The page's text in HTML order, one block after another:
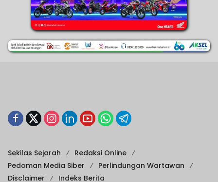
Sekilas Sejarah
Redaksi Online
Pedoman Media Siber
Perlindungan Wartawan
Disclaimer
Indeks Berita